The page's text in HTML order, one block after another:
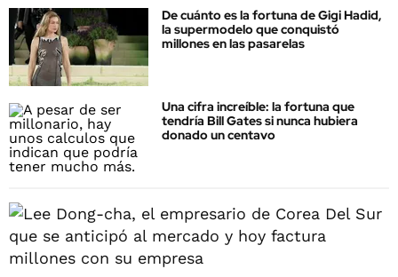
De cuánto es la fortuna de Gigi Hadid,
la supermodelo que conquistó
millones en las pasarelas
Una cifra increíble: la fortuna que
tendría Bill Gates si nunca hubiera
donado un centavo